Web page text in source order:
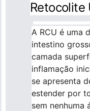
Retocolite
A RCU é uma
intestino
camada
inflamação
se apresenta
estender por
sem nenhuma